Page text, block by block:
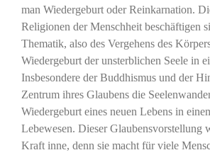
man Wiedergeburt oder Reinkarnation.
Religionen der Menschheit beschäftigen
Thematik, also des Vergehens des
Wiedergeburt der unsterblichen Seele in
Insbesondere der Buddhismus und der
Zentrum ihres Glaubens die
Wiedergeburt eines neuen Lebens in
Lebewesen. Dieser Glaubensvorstellung
Kraft inne, denn sie macht für viele